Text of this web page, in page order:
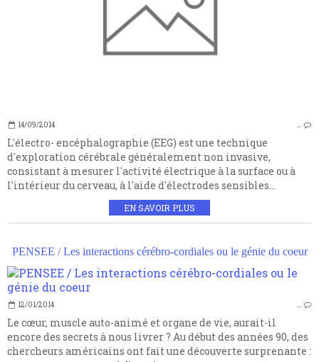
14/09/2014 …
L'électro- encéphalographie (EEG) est une technique
d'exploration cérébrale généralement non invasive,
consistant à mesurer l'activité électrique à la surface ou à
l'intérieur du cerveau, à l'aide d'électrodes sensibles...
EN SAVOIR PLUS
PENSEE / Les interactions cérébro-cordiales ou le génie du coeur
12/01/2014 …
Le cœur, muscle auto-animé et organe de vie, aurait-il
encore des secrets à nous livrer ? Au début des années 90, des
chercheurs américains ont fait une découverte surprenante :